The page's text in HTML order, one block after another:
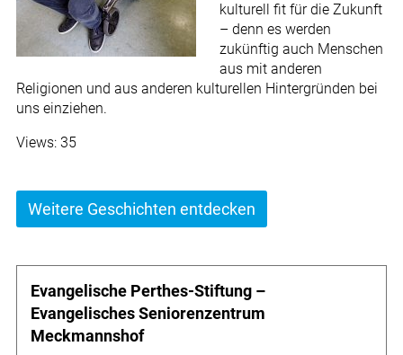
kulturell fit für die Zukunft
– denn es werden
zukünftig auch Menschen
aus mit anderen
Religionen und aus anderen kulturellen Hintergründen bei
uns einziehen.
Views: 35
Weitere Geschichten entdecken
Evangelische Perthes-Stiftung –
Evangelisches Seniorenzentrum
Meckmannshof